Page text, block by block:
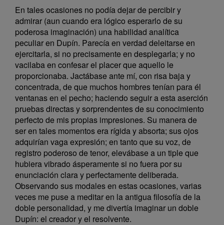
En tales ocasiones no podía dejar de percibir y
admirar (aun cuando era lógico esperarlo de su
poderosa imaginación) una habilidad analítica
peculiar en Dupín. Parecía en verdad deleitarse en
ejercitarla, si no precisamente en desplegarla; y no
vacilaba en confesar el placer que aquello le
proporcionaba. Jactábase ante mí, con risa baja y
concentrada, de que muchos hombres tenían para él
ventanas en el pecho; haciendo seguir a esta aserción
pruebas directas y sorprendentes de su conocimiento
perfecto de mis propias impresiones. Su manera de
ser en tales momentos era rígida y absorta; sus ojos
adquirían vaga expresión; en tanto que su voz, de
registro poderoso de tenor, elevábase a un tiple que
hubiera vibrado ásperamente si no fuera por su
enunciación clara y perfectamente deliberada.
Observando sus modales en estas ocasiones, varias
veces me puse a meditar en la antigua filosofía de la
doble personalidad, y me divertía imaginar un doble
Dupín: el creador y el resolvente.